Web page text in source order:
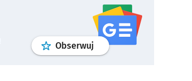
Obserwuj profilgoogle news